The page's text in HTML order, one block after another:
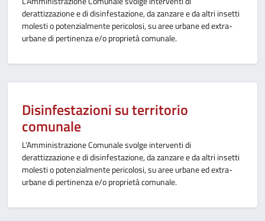
derattizzazione e di disinfestazione, da zanzare e da altri insetti
molesti o potenzialmente pericolosi, su aree urbane ed extra-
urbane di pertinenza e/o proprietà comunale.
Disinfestazioni su territorio
comunale
L’Amministrazione Comunale svolge interventi di
derattizzazione e di disinfestazione, da zanzare e da altri insetti
molesti o potenzialmente pericolosi, su aree urbane ed extra-
urbane di pertinenza e/o proprietà comunale.